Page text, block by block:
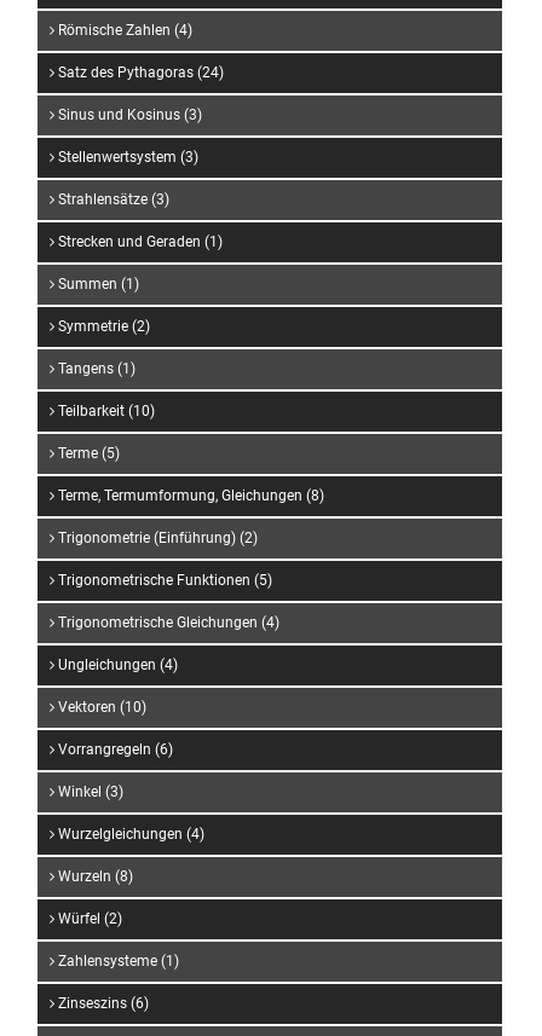
Römische Zahlen (4)
Satz des Pythagoras (24)
Sinus und Kosinus (3)
Stellenwertsystem (3)
Strahlensätze (3)
Strecken und Geraden (1)
Summen (1)
Symmetrie (2)
Tangens (1)
Teilbarkeit (10)
Terme (5)
Terme, Termumformung, Gleichungen (8)
Trigonometrie (Einführung) (2)
Trigonometrische Funktionen (5)
Trigonometrische Gleichungen (4)
Ungleichungen (4)
Vektoren (10)
Vorrangregeln (6)
Winkel (3)
Wurzelgleichungen (4)
Wurzeln (8)
Würfel (2)
Zahlensysteme (1)
Zinseszins (6)